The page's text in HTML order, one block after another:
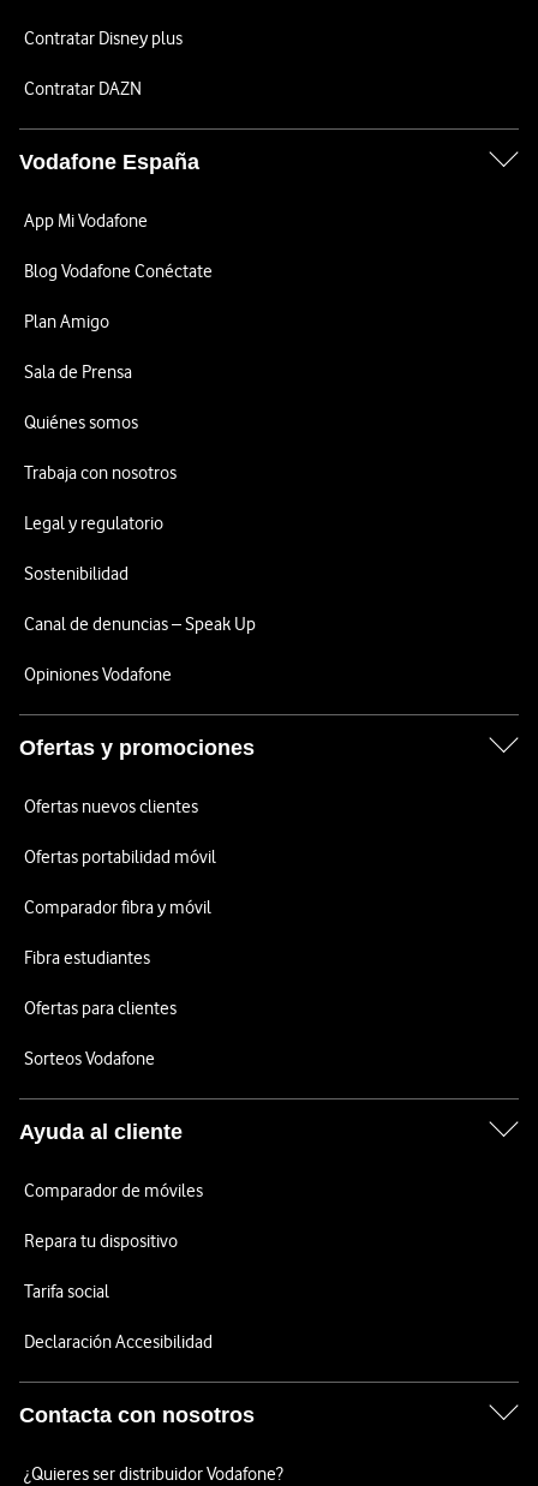
Contratar Disney plus
Contratar DAZN
Vodafone España
App Mi Vodafone
Blog Vodafone Conéctate
Plan Amigo
Sala de Prensa
Quiénes somos
Trabaja con nosotros
Legal y regulatorio
Sostenibilidad
Canal de denuncias – Speak Up
Opiniones Vodafone
Ofertas y promociones
Ofertas nuevos clientes
Ofertas portabilidad móvil
Comparador fibra y móvil
Fibra estudiantes
Ofertas para clientes
Sorteos Vodafone
Ayuda al cliente
Comparador de móviles
Repara tu dispositivo
Tarifa social
Declaración Accesibilidad
Contacta con nosotros
¿Quieres ser distribuidor Vodafone?